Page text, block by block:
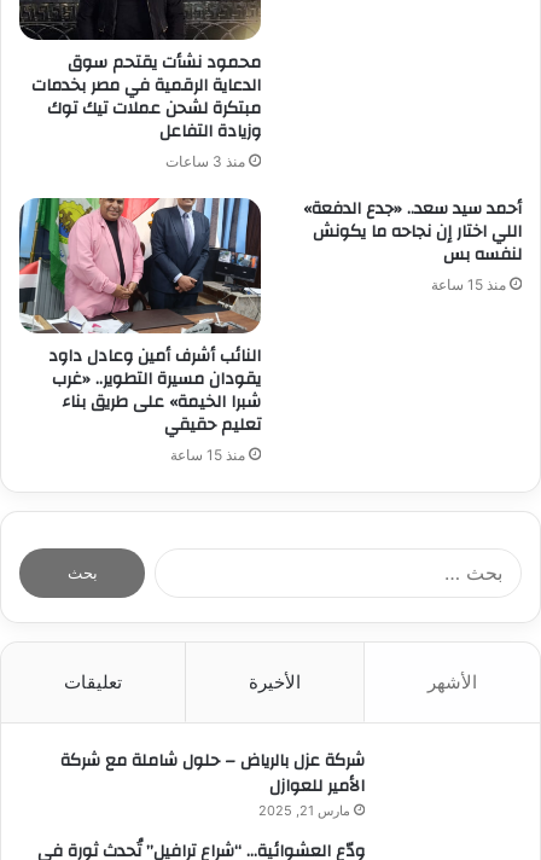
محمود نشأت يقتحم سوق
الدعاية الرقمية في مصر بخدمات
مبتكرة لشحن عملات تيك توك
وزيادة التفاعل
منذ 3 ساعات
أحمد سيد سعد.. «جدع الدفعة»
اللي اختار إن نجاحه ما يكونش
لنفسه بس
منذ 15 ساعة
النائب أشرف أمين وعادل داود
يقودان مسيرة التطوير.. «غرب
شبرا الخيمة» على طريق بناء
تعليم حقيقي
منذ 15 ساعة
الأشهر الأخيرة تعليقات
شركة عزل بالرياض – حلول شاملة مع شركة
الأمير للعوازل
مارس 21, 2025
ودّع العشوائية… “شراع ترافيل” تُحدث ثورة في